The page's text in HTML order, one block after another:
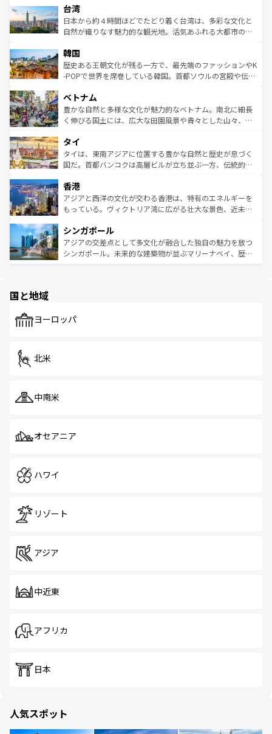
情報は
人々、おいしいローカルフードやハワイアンミュージッ
ク、伝統的なフラダンスなど、すべてがハワイの魅力を彩
っている。訪れるたびに新しい発見と感動が待っているハ
はコンテンツ一覧
リアリーフや大陸中央部にそびえるウルル（エアーズロッ
ク）、タスマニアの美しい原生林やケアンズの熱帯雨林な
ど、見どころがたくさん。また、カフェやワイン、オージ
いる。アクティビティも充実しており、サーフィンやダイ
ビング、ハイキングなど、アウトドア好きにはたまらな
い。オーストラリアの多彩な魅力を存分に味わいつくそ
参照してほしい。
台湾
日本から約４時間ほどでたどり着く台湾は、多彩な文化と
自然が織りなす魅力的な観光地。活気あふれる大都市の台
ン）、静ひつな山岳地帯である台湾東部など、都市の喧騒
と山間の静けさが共存しており、訪れる人に新しい発見と
驚きをもたらしてくれる。また、奥深い台湾の食文化も魅
容にもいいと評判のスイーツなど、バラエティ豊かな料理
が味わえる。 なお、新着の台湾情報は コンテンツ一覧を参
照してほしい。
韓国
歴史ある王朝文化が残る一方で、最先端のファッションやK
-POPで世界を席巻している韓国。首都ソウルの宮殿や伝統
き、地方に足を延ばせば四季折々の自然美を楽しむことが
できる。そして、キムチや焼肉、絶品のストリートフード
まで、さまざまな韓国料理が待っている。夜には、韓国な
リティに包まれながら、韓国の多彩な魅力を心ゆくまで味
わってみてほしい。 なお、新着の韓国情報はコンテンツ一
覧を参照してほしい。
ベトナム
豊かな自然と多様な文化が魅力的なベトナム。南北に細長
く伸びる国土には、広大な田園風景や青々とした山々、世
急速な発展と共に伝統が息づく。ハノイの古い町並みやホ
ーチミン市のフランス統治時代の建物も、独特の雰囲気を
醸し出している。また、バラエティの豊かさとおいしさで
とつ。フォーやバインミー、ベトナムコーヒーなどは、ぜ
ひ現地で味わいたい。どの地域を訪れてもあたたかい人々
が旅行者を迎えてくれるので、きっと忘れられない旅にな
参照してほしい。
タイ
タイは、東南アジアに位置する豊かな自然と歴史が息づく
国だ。首都バンコクは高層ビルが立ち並ぶ一方、伝統的な
の活気が交差している。北部ではチェンマイなどの山岳地
帯で自然と触れ合い、南部ではプーケットやクラビの美し
いビーチでリゾート気分を楽しむことができる。タイ料理
激する。気候は一年中温暖で、どの季節にも異なる楽しみ
が待っている。親しみやすいタイの人々、仏教を中心とし
た文化、そして多様な観光資源が、訪れる旅人を魅了し続
香港
アジアと西洋の文化が交わる香港は、特有のエネルギーを
もっている。ヴィクトリア湾に広がる壮大な景色、近未来
み、どこを訪れても感動するはず。観光スポットが密集し
ており、効率よく見どころを回れるのも魅力。息をのむよ
うな絶景から文化的な体験まで、香港を存分に楽しみ尽く
シンガポール
アジアの交差点として多文化が融合した独自の魅力を放つ
シンガポール。未来的な建築物が並ぶマリーナベイ、歴史
で、ホーカーズは地元の風情を楽しめる外せないスポット
国と地域
ヨーロッパ
北米
中南米
オセアニア
ハワイ
リゾート
アジア
中近東
アフリカ
日本
人気スポット